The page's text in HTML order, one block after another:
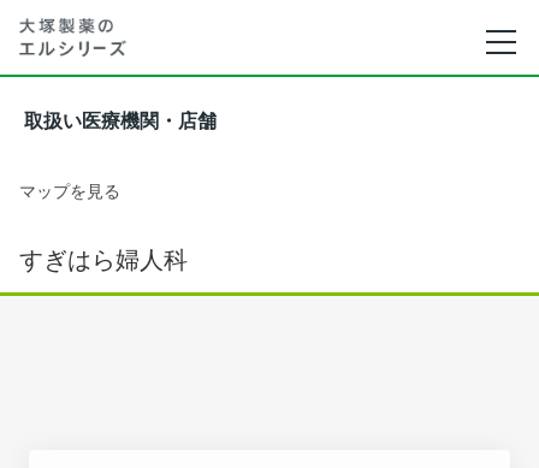
取扱い医療機関・店舗
マップを見る
すぎはら婦人科